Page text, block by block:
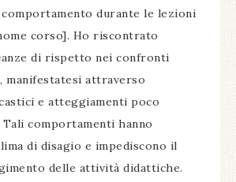
durante le lezioni
corso]. Ho riscontrato
di rispetto nei confronti
manifestatesi attraverso
e atteggiamenti poco
comportamenti hanno
di disagio e impediscono il
delle attività didattiche.